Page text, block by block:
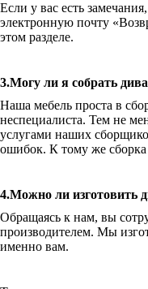
Если у вас есть
электронную почту
этом разделе.
3.Могу ли я собрать
Наша мебель проста в
неспециалиста. Тем не
услугами наших
ошибок. К тому же сборка
4.Можно ли изготовить
Обращаясь к нам, вы
производителем. Мы
именно вам.